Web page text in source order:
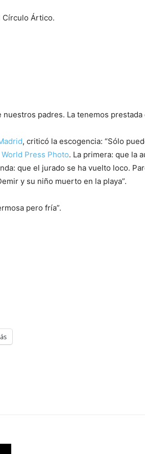
Círculo Ártico.
padres. La tenemos
, criticó la escogencia: “Sólo
World Press Photo. La primera: que la
que el jurado se ha vuelto loco.
y su niño muerto en la playa”.
pero fría”.